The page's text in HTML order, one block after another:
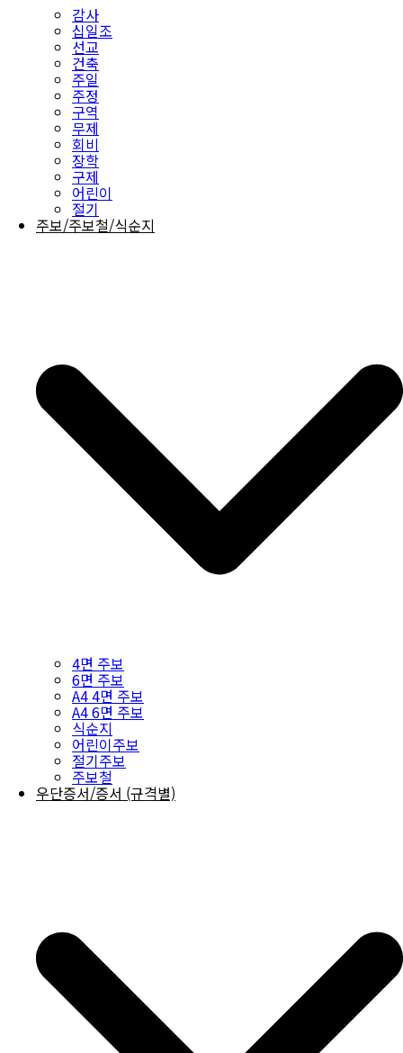
감사
십일조
선교
건축
주일
주정
구역
무제
회비
장학
구제
어린이
절기
주보/주보철/식순지
4면 주보
6면 주보
A4 4면 주보
A4 6면 주보
식순지
어린이주보
절기주보
주보철
우단증서/증서 (규격별)